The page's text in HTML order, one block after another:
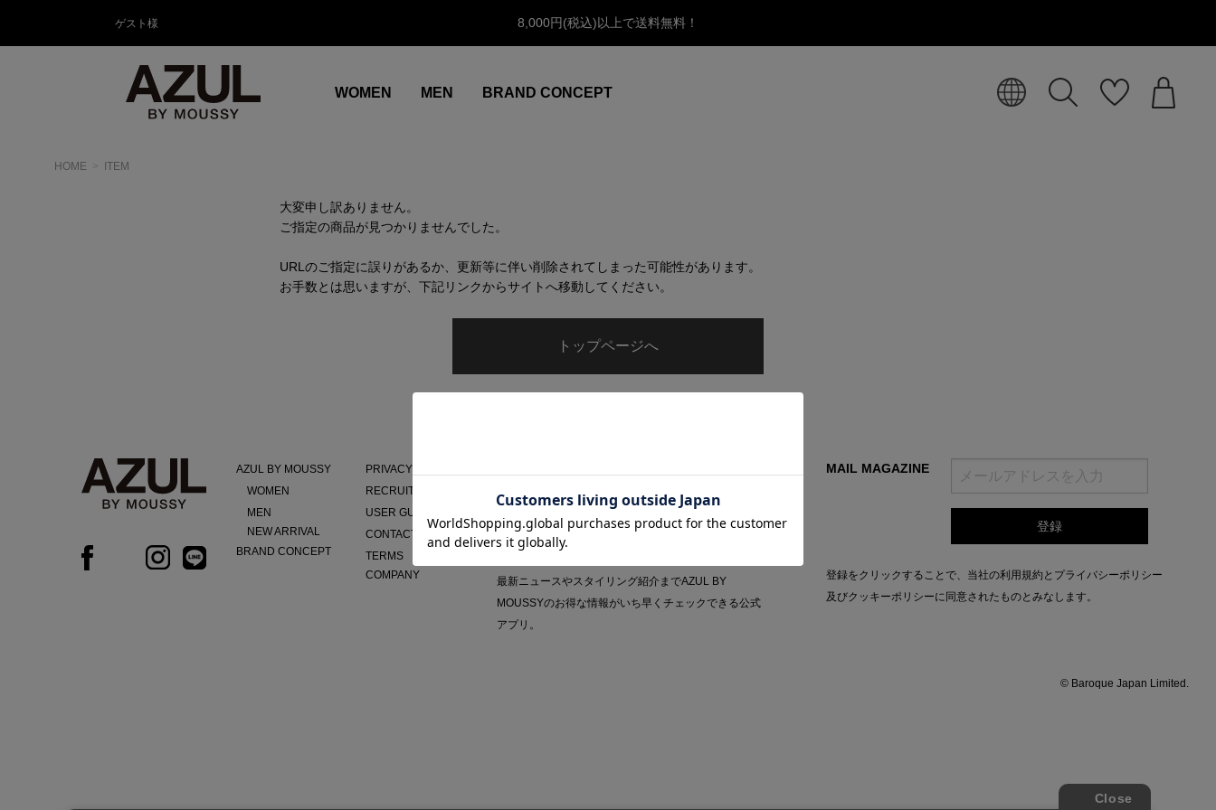
ゲスト様 8,000円(税込)以上で送料無料！
WOMEN MEN BRAND CONCEPT
HOME ITEM
大変申し訳ありません。
ご指定の商品が見つかりませんでした。
URLのご指定に誤りがあるか、更新等に伴い削除されてしまった可能性があります。
お手数とは思いますが、下記リンクからサイトへ移動してください。
トップページへ
AZUL BY MOUSSY
WOMEN
MEN
NEW ARRIVAL
BRAND CONCEPT
PRIVACY POLICY
RECRUIT
USER GUIDE
CONTACT
TERMS
COMPANY
最新ニュースやスタイリング紹介までAZUL BY
MOUSSYのお得な情報がいち早くチェックできる公式
アプリ。
MAIL MAGAZINE
登録をクリックすることで、当社の利用規約 と プライバシーポリシー
及びクッキーポリシーに同意されたものとみなします。
© Baroque Japan Limited.